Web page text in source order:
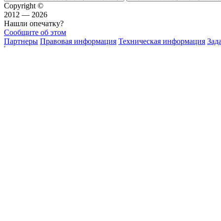
Copyright ©
2012 — 2026
Нашли опечатку?
Сообщите об этом
Партнеры Правовая информация Техническая информация